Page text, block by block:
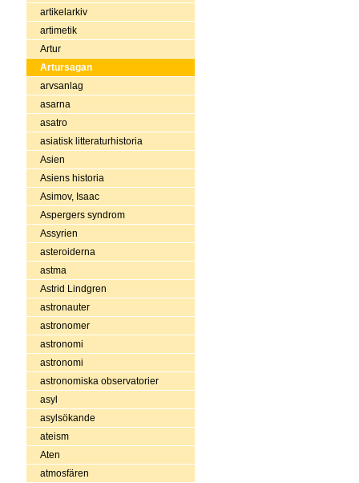
artikelarkiv
artimetik
Artur
Artursagan
arvsanlag
asarna
asatro
asiatisk litteraturhistoria
Asien
Asiens historia
Asimov, Isaac
Aspergers syndrom
Assyrien
asteroiderna
astma
Astrid Lindgren
astronauter
astronomer
astronomi
astronomi
astronomiska observatorier
asyl
asylsökande
ateism
Aten
atmosfären